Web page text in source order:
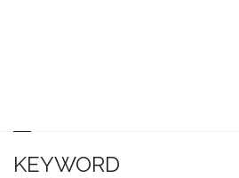
KEYWORD